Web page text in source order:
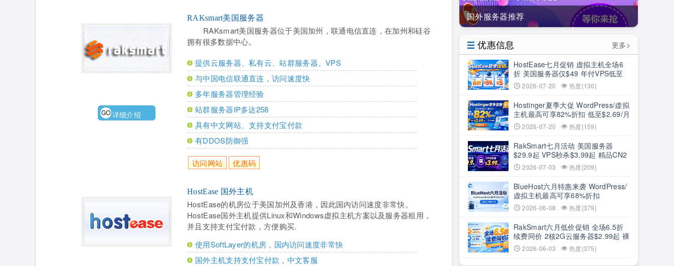
详细介绍
RAKsmart美国服务器
RAKsmart美国服务器位于美国加州，联通电信直连，在加州和硅谷
拥有很多数据中心。
提供云服务器、私有云、站群服务器、VPS
与中国电信联通直连，访问速度快
多年服务器管理经验
站群服务器IP多达258
具有中文网站、支持支付宝付款
有DDOS防御强
访问网站 优惠码
HostEase 国外主机
HostEase的机房位于美国加州及香港，因此国内访问速度非常快。
HostEase国外主机提供Linux和Windows虚拟主机方案以及服务器租用，
并且支持支付宝付款，方便购买.
使用SoftLayer的机房，国内访问速度非常快
国外主机支持支付宝付款，中文客服
国外服务器推荐
优惠信息
更多>
HostEase七月促销 虚拟主机全场6
折 美国服务器仅$49 年付VPS低至
$34.9 RTX5090新购立减$100
2026-07-20 热度{130}
Hostinger夏季大促 WordPress/虚拟
主机最高可享82%折扣 低至$2.69/月
+3个月赠期
2026-07-20 热度{159}
RakSmart七月活动 美国服务器
$29.9起 VPS秒杀$3.99起 精品CN2
低至6.5折
2026-07-03 热度{209}
BlueHost六月特惠来袭 WordPress/
虚拟主机最高可享68%折扣
2026-06-08 热度{379}
RakSmart六月低价促销 全场6.5折
续费同价 2核2G云服务器$2.99起 裸
机云买1送1
2026-06-03 热度{375}